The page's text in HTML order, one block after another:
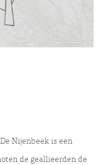
Nijenbeek is een
de geallieerden de